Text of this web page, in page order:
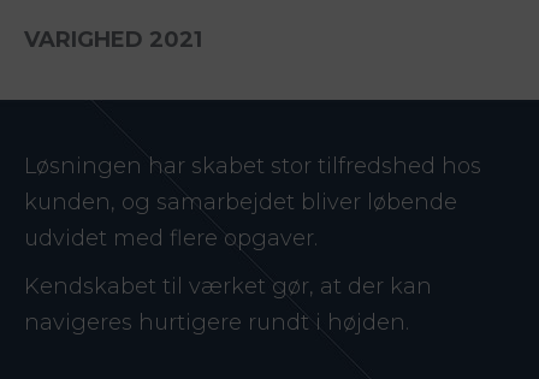
VARIGHED 2021
Løsningen har skabet stor tilfredshed hos
kunden, og samarbejdet bliver løbende
udvidet med flere opgaver.
Kendskabet til værket gør, at der kan
navigeres hurtigere rundt i højden.